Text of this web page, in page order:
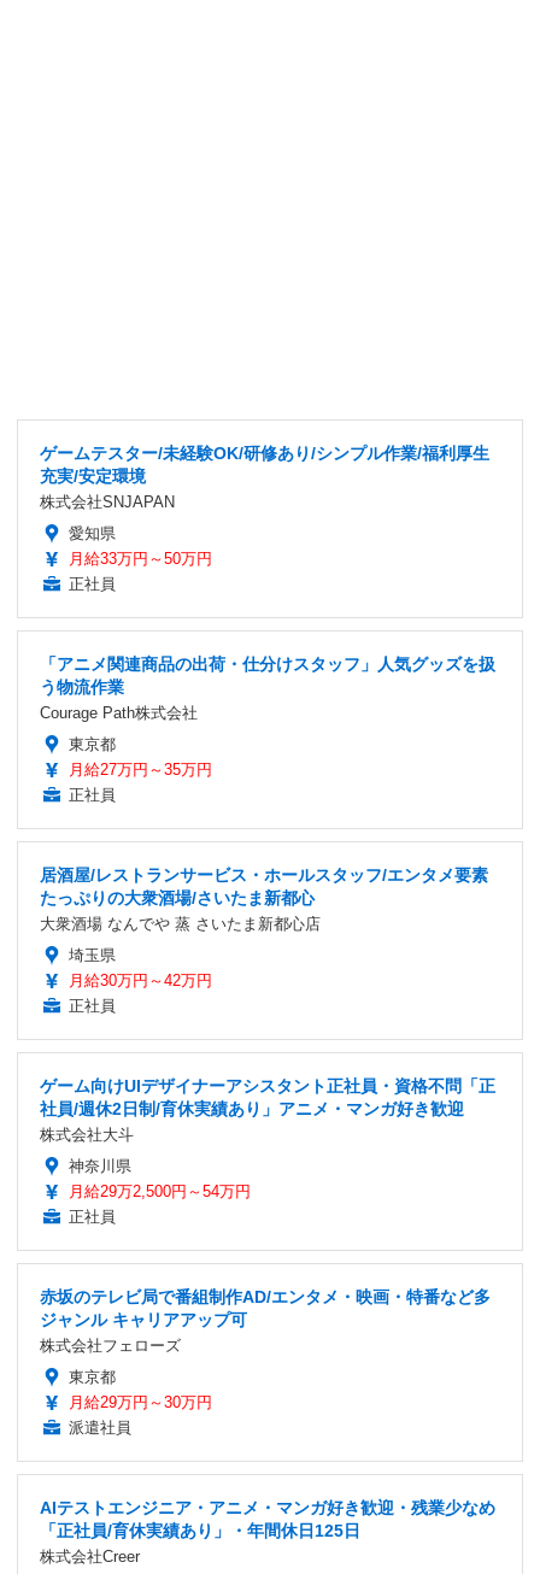
ゲームテスター/未経験OK/研修あり/シンプル作業/福利厚生
充実/安定環境
株式会社SNJAPAN
愛知県
月給33万円～50万円
正社員
「アニメ関連商品の出荷・仕分けスタッフ」人気グッズを扱
う物流作業
Courage Path株式会社
東京都
月給27万円～35万円
正社員
居酒屋/レストランサービス・ホールスタッフ/エンタメ要素
たっぷりの大衆酒場/さいたま新都心
大衆酒場 なんでや 蒸 さいたま新都心店
埼玉県
月給30万円～42万円
正社員
ゲーム向けUIデザイナーアシスタント正社員・資格不問「正
社員/週休2日制/育休実績あり」アニメ・マンガ好き歓迎
株式会社大斗
神奈川県
月給29万2,500円～54万円
正社員
赤坂のテレビ局で番組制作AD/エンタメ・映画・特番など多
ジャンル キャリアアップ可
株式会社フェローズ
東京都
月給29万円～30万円
派遣社員
AIテストエンジニア・アニメ・マンガ好き歓迎・残業少なめ
「正社員/育休実績あり」・年間休日125日
株式会社Creer